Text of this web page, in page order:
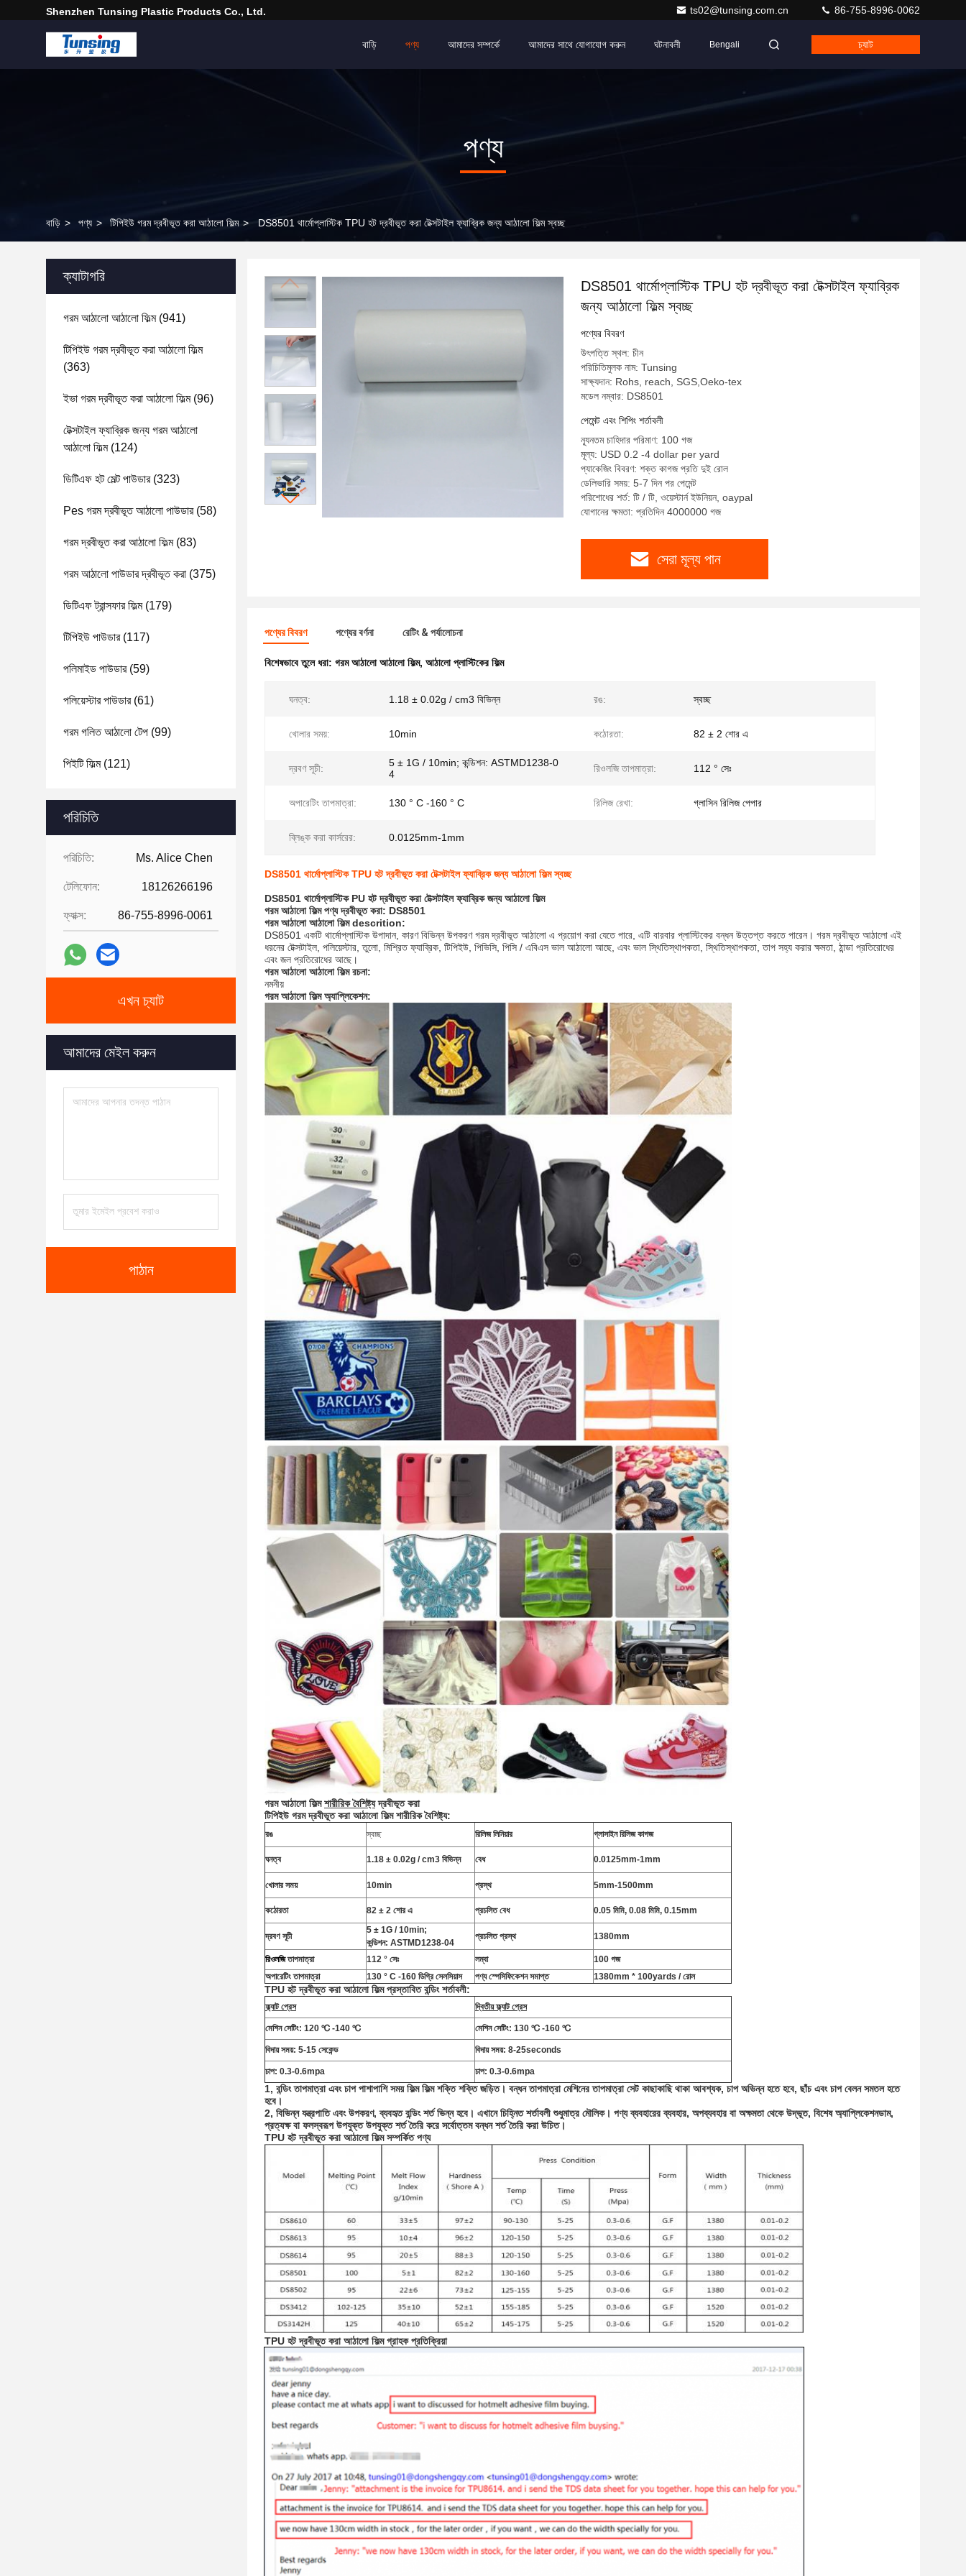
Shenzhen Tunsing Plastic Products Co., Ltd. ts02@tunsing.com.cn 86-755-8996-0062
বাড়ি পণ্য আমাদের সম্পর্কে আমাদের সাথে যোগাযোগ করুন ঘটনাবলী Bengali চ্যাট
পণ্য
বাড়ি > পণ্য > টিপিইউ গরম দ্রবীভূত করা আঠালো ফিল্ম > DS8501 থার্মোপ্লাস্টিক TPU হট দ্রবীভূত করা টেক্সটাইল ফ্যাব্রিক জন্য আঠালো ফিল্ম স্বচ্ছ
ক্যাটাগরি
গরম আঠালো আঠালো ফিল্ম(941)
টিপিইউ গরম দ্রবীভূত করা আঠালো ফিল্ম
(363)
ইভা গরম দ্রবীভূত করা আঠালো ফিল্ম(96)
টেক্সটাইল ফ্যাব্রিক জন্য গরম আঠালো
আঠালো ফিল্ম(124)
ডিটিএফ হট মেল্ট পাউডার(323)
Pes গরম দ্রবীভূত আঠালো পাউডার(58)
গরম দ্রবীভূত করা আঠালো ফিল্ম(83)
গরম আঠালো পাউডার দ্রবীভূত করা (375)
ডিটিএফ ট্রান্সফার ফিল্ম(179)
টিপিইউ পাউডার(117)
পলিমাইড পাউডার(59)
পলিয়েস্টার পাউডার(61)
গরম গলিত আঠালো টেপ (99)
পিইটি ফিল্ম(121)
পরিচিতি
পরিচিতি: Ms. Alice Chen
টেলিফোন: 18126266196
ফ্যাক্স: 86-755-8996-0061
এখন চ্যাট
আমাদের মেইল ​​করুন
পাঠান
DS8501 থার্মোপ্লাস্টিক TPU হট দ্রবীভূত করা টেক্সটাইল ফ্যাব্রিক
জন্য আঠালো ফিল্ম স্বচ্ছ
পণ্যের বিবরণ
উৎপত্তি স্থল: চীন
পরিচিতিমুলক নাম: Tunsing
সাক্ষ্যদান: Rohs, reach, SGS,Oeko-tex
মডেল নম্বার: DS8501
পেমেন্ট এবং শিপিং শর্তাবলী
ন্যূনতম চাহিদার পরিমাণ: 100 গজ
মূল্য: USD 0.2 -4 dollar per yard
প্যাকেজিং বিবরণ: শক্ত কাগজ প্রতি দুই রোল
ডেলিভারি সময়: 5-7 দিন পর পেমেন্ট
পরিশোধের শর্ত: টি / টি, ওয়েস্টার্ন ইউনিয়ন, oaypal
যোগানের ক্ষমতা: প্রতিদিন 4000000 গজ
সেরা মূল্য পান
পণ্যের বিবরণ পণ্যের বর্ণনা রেটিং & পর্যালোচনা
বিশেষভাবে তুলে ধরা: গরম আঠালো আঠালো ফিল্ম, আঠালো প্লাস্টিকের ফিল্ম
ঘনত্ব: 1.18 ± 0.02g / cm3 বিভিন্ন রঙ: স্বচ্ছ
খোলার সময়: 10min কঠোরতা: 82 ± 2 শোর এ
দ্রবণ সূচী:
5 ± 1G / 10min; কন্ডিশন: ASTMD1238-0
4
রিওলজি তাপমাত্রা: 112 ° সেঃ
অপারেটিং তাপমাত্রা: 130 ° C -160 ° C রিলিজ রেখা: গ্লাসিন রিলিজ পেপার
ব্লিঙ্ক করা কার্সরের: 0.0125mm-1mm
DS8501 থার্মোপ্লাস্টিক TPU হট দ্রবীভূত করা টেক্সটাইল ফ্যাব্রিক জন্য আঠালো ফিল্ম স্বচ্ছ
DS8501 থার্মোপ্লাস্টিক PU হট দ্রবীভূত করা টেক্সটাইল ফ্যাব্রিক জন্য আঠালো ফিল্ম
গরম আঠালো ফিল্ম পণ্য দ্রবীভূত করা: DS8501
গরম আঠালো আঠালো ফিল্ম descrition:
DS8501 একটি থার্মোপ্লাস্টিক উপাদান, কারণ বিভিন্ন উপকরণ গরম দ্রবীভূত আঠালো এ প্রয়োগ করা যেতে পারে, এটি বারবার প্লাস্টিকের বন্ধন উত্তপ্ত করতে পারেন। গরম দ্রবীভূত আঠালো এই
ধরনের টেক্সটাইল, পলিয়েস্টার, তুলো, মিশ্রিত ফ্যাব্রিক, টিপিইউ, পিভিসি, পিসি / এবিএস ভাল আঠালো আছে, এবং ভাল স্থিতিস্থাপকতা, স্থিতিস্থাপকতা, তাপ সহ্য করার ক্ষমতা, ঠান্ডা প্রতিরোধের
এবং জল প্রতিরোধের আছে।
গরম আঠালো আঠালো ফিল্মরচনা:
নমনীয়
গরম আঠালো ফিল্ম অ্যাপ্লিকেশন:
গরম আঠালো ফিল্ম শারীরিক বৈশিষ্ট্য দ্রবীভূত করা
টিপিইউ গরম দ্রবীভূত করা আঠালো ফিল্ম শারীরিক বৈশিষ্ট্য:
রঙ স্বচ্ছ রিলিজ লিনিয়ার গ্লাসাইন রিলিজ কাগজ
ঘনত্ব 1.18 ± 0.02g / cm3 বিভিন্ন বেধ 0.0125mm-1mm
খোলার সময় 10min প্রস্থ 5mm-1500mm
কঠোরতা 82 ± 2 শোর এ প্রচলিত বেধ 0.05 মিমি, 0.08 মিমি, 0.15mm
দ্রবণ সূচী
5 ± 1G / 10min;
কন্ডিশন: ASTMD1238-04
প্রচলিত প্রস্থ 1380mm
রিওলজিতাপমাত্রা 112 ° সেঃ লম্বা
100 গজ
অপারেটিং তাপমাত্রা
130 ° C -160 ডিগ্রি সেলসিয়াস পণ্য স্পেসিফিকেশন সমাপ্ত 1380mm * 100yards / রোল
TPU হট দ্রবীভূত করা আঠালো ফিল্ম প্রস্তাবিত বন্ডিং শর্তাবলী:
ফ্ল্যাট প্রেস দ্বিতীয় ফ্ল্যাট প্রেস
মেশিন সেটিং: 120 ℃ -140 ℃ মেশিন সেটিং: 130 ℃ -160 ℃
বিদায় সময়: 5-15 সেকেন্ড বিদায় সময়: 8-25seconds
চাপ: 0.3-0.6mpa চাপ: 0.3-0.6mpa
1, বন্ডিং তাপমাত্রা এবং চাপ পাশাপাশি সময় ফিল্ম ফিল্ম শক্তি শক্তি জড়িত। বন্ধন তাপমাত্রা মেশিনের তাপমাত্রা সেট কাছাকাছি থাকা আবশ্যক, চাপ অভিন্ন হতে হবে, ছাঁচ এবং চাপ বেলন সমতল হতে
হবে।
2, বিভিন্ন যন্ত্রপাতি এবং উপকরণ, ব্যবহৃত বন্ডিং শর্ত ভিন্ন হবে। এখানে চিহ্নিত শর্তাবলী শুধুমাত্র মৌলিক। পণ্য ব্যবহারের ব্যবহার, অপব্যবহার বা অক্ষমতা থেকে উদ্ভূত, বিশেষ অ্যাপ্লিকেশনডাম,
প্রত্যক্ষ বা ফলস্বরূপ উপযুক্ত উপযুক্ত শর্ত তৈরি করে সর্বোত্তম বন্ধন শর্ত তৈরি করা উচিত।
TPU হট দ্রবীভূত করা আঠালো ফিল্ম সম্পর্কিত পণ্য
TPU হট দ্রবীভূত করা আঠালো ফিল্ম গ্রাহক প্রতিক্রিয়া